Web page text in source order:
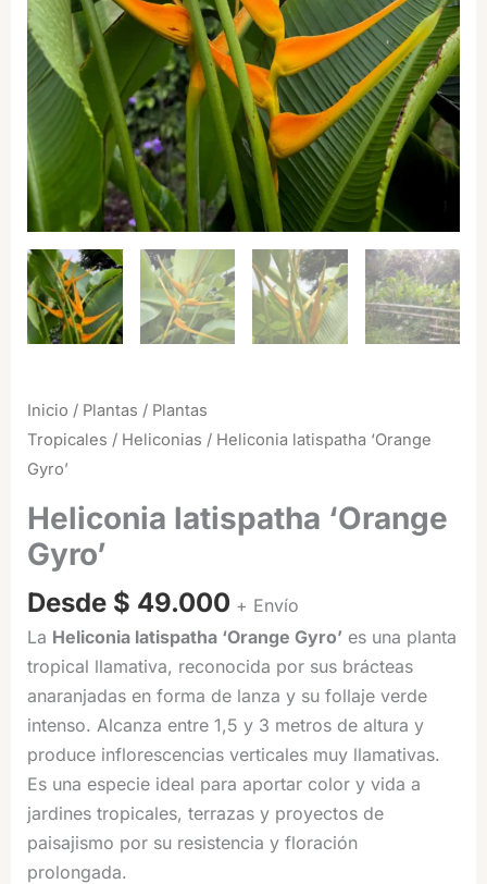
Inicio / Plantas / Plantas
Tropicales / Heliconias / Heliconia latispatha ‘Orange
Gyro’
Heliconia latispatha ‘Orange
Gyro’
Desde $ 49.000 + Envío
La Heliconia latispatha ‘Orange Gyro’ es una planta
tropical llamativa, reconocida por sus brácteas
anaranjadas en forma de lanza y su follaje verde
intenso. Alcanza entre 1,5 y 3 metros de altura y
produce inflorescencias verticales muy llamativas.
Es una especie ideal para aportar color y vida a
jardines tropicales, terrazas y proyectos de
paisajismo por su resistencia y floración
prolongada.